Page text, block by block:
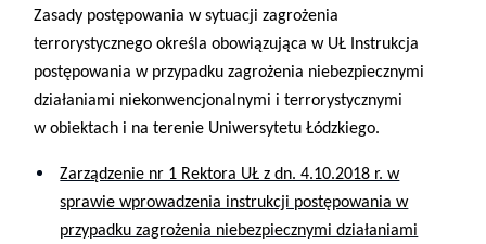
Zasady postępowania w sytuacji zagrożenia
terrorystycznego określa obowiązująca w UŁ Instrukcja
postępowania w przypadku zagrożenia niebezpiecznymi
działaniami niekonwencjonalnymi i terrorystycznymi
w obiektach i na terenie Uniwersytetu Łódzkiego.
Zarządzenie nr 1 Rektora UŁ z dn. 4.10.2018 r. w
sprawie wprowadzenia instrukcji postępowania w
przypadku zagrożenia niebezpiecznymi działaniami